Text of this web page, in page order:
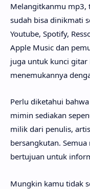
Melangitkanmu mp3,
sudah bisa dinikmati
Youtube, Spotify,
Apple Music dan
juga untuk kunci
menemukannya
Perlu diketahui
mimin sediakan
milik dari penulis,
bersangkutan.
bertujuan untuk
Mungkin kamu tidak